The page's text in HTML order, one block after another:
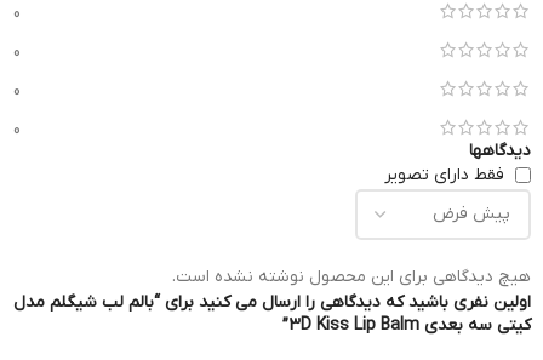
0
0
0
0
دیدگاهها
فقط دارای تصویر
هیچ دیدگاهی برای این محصول نوشته نشده است.
اولین نفری باشید که دیدگاهی را ارسال می کنید برای “بالم لب شیگلم مدل
کیتی سه بعدی 3D Kiss Lip Balm”